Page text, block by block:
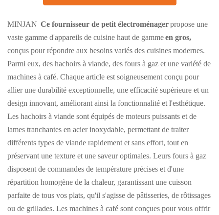
MINJAN Ce fournisseur de petit électroménagerpropose une
vaste gamme d'appareils de cuisine haut de gammeen gros,
conçus pour répondre aux besoins variés des cuisines modernes.
Parmi eux, des hachoirs à viande, des fours à gaz et une variété de
machines à café. Chaque article est soigneusement conçu pour
allier une durabilité exceptionnelle, une efficacité supérieure et un
design innovant, améliorant ainsi la fonctionnalité et l'esthétique.
Les hachoirs à viande sont équipés de moteurs puissants et de
lames tranchantes en acier inoxydable, permettant de traiter
différents types de viande rapidement et sans effort, tout en
préservant une texture et une saveur optimales. Leurs fours à gaz
disposent de commandes de température précises et d'une
répartition homogène de la chaleur, garantissant une cuisson
parfaite de tous vos plats, qu'il s'agisse de pâtisseries, de rôtissages
ou de grillades. Les machines à café sont conçues pour vous offrir